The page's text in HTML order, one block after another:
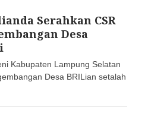
Serahkan CSR
Desa
Kabupaten Lampung Selatan
Desa BRILian setalah